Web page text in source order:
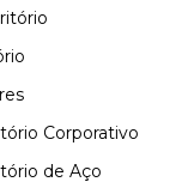
Corporativo
de Aço